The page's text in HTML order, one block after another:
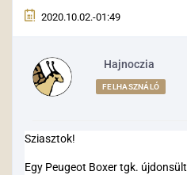
2020.10.02.-01:49
Hajnoczia
FELHASZNÁLÓ
Sziasztok!
Egy Peugeot Boxer tgk.